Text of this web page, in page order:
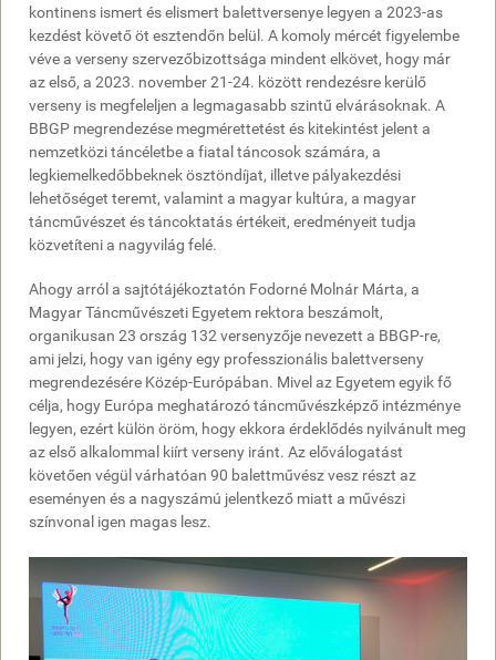
kontinens ismert és elismert balettversenye legyen a 2023-as
kezdést követő öt esztendőn belül. A komoly mércét figyelembe
véve a verseny szervezőbizottsága mindent elkövet, hogy már
az első, a 2023. november 21-24. között rendezésre kerülő
verseny is megfeleljen a legmagasabb szintű elvárásoknak. A
BBGP megrendezése megmérettetést és kitekintést jelent a
nemzetközi táncéletbe a fiatal táncosok számára, a
legkiemelkedőbbeknek ösztöndíjat, illetve pályakezdési
lehetőséget teremt, valamint a magyar kultúra, a magyar
táncművészet és táncoktatás értékeit, eredményeit tudja
közvetíteni a nagyvilág felé.
Ahogy arról a sajtótájékoztatón Fodorné Molnár Márta, a
Magyar Táncművészeti Egyetem rektora beszámolt,
organikusan 23 ország 132 versenyzője nevezett a BBGP-re,
ami jelzi, hogy van igény egy professzionális balettverseny
megrendezésére Közép-Európában. Mivel az Egyetem egyik fő
célja, hogy Európa meghatározó táncművészképző intézménye
legyen, ezért külön öröm, hogy ekkora érdeklődés nyilvánult meg
az első alkalommal kiírt verseny iránt. Az előválogatást
követően végül várhatóan 90 balettművész vesz részt az
eseményen és a nagyszámú jelentkező miatt a művészi
színvonal igen magas lesz.